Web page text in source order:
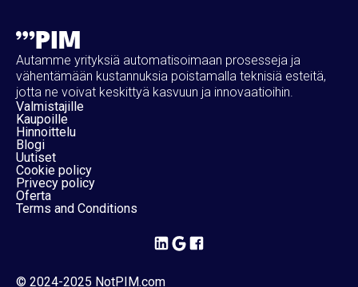
Autamme yrityksiä automatisoimaan prosesseja ja
vähentämään kustannuksia poistamalla teknisiä esteitä,
jotta ne voivat keskittyä kasvuun ja innovaatioihin.
Valmistajille
Kaupoille
Hinnoittelu
Blogi
Uutiset
Cookie policy
Privecy policy
Oferta
Terms and Conditions
© 2024-2025 NotPIM.com